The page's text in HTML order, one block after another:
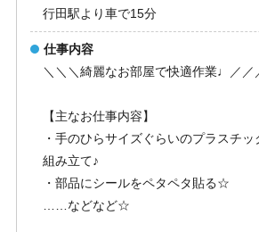
行田駅より車で15分
仕事内容
＼＼＼綺麗なお部屋で快適作業♩／／
【主なお仕事内容】
・手のひらサイズぐらいのプラスチ
組み立て♪
・部品にシールをペタペタ貼る☆
……などなど☆